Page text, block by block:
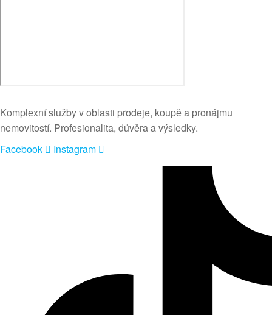
Komplexní služby v oblasti prodeje, koupě a pronájmu
nemovitostí. Profesionalita, důvěra a výsledky.
Facebook
Instagram